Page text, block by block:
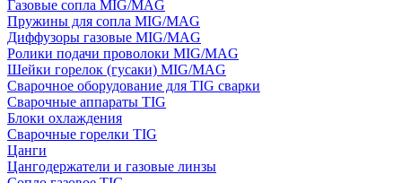
Газовые сопла MIG/MAG
Пружины для сопла MIG/MAG
Диффузоры газовые MIG/MAG
Ролики подачи проволоки MIG/MAG
Шейки горелок (гусаки) MIG/MAG
Сварочное оборудование для TIG сварки
Сварочные аппараты TIG
Блоки охлаждения
Сварочные горелки TIG
Цанги
Цангодержатели и газовые линзы